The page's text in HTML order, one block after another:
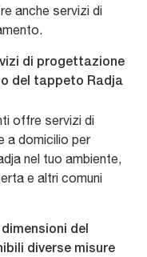
anche servizi di
di progettazione
del tappeto Radja
offre servizi di
a domicilio per
nel tuo ambiente,
e altri comuni
del
diverse misure